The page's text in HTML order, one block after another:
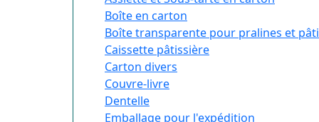
Boîte en carton
Boîte transparente pour pralines et
Caissette pâtissière
Carton divers
Couvre-livre
Dentelle
Emballage pour l'expédition